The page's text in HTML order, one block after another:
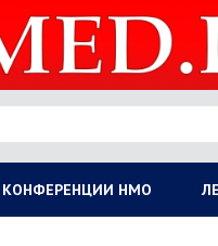
КОНФЕРЕНЦИИ НМО